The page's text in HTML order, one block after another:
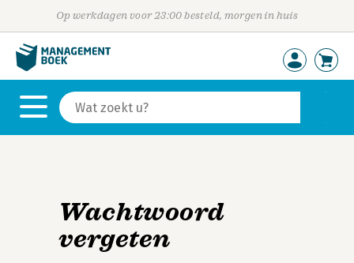
Op werkdagen voor 23:00 besteld, morgen in huis
Wachtwoord
vergeten